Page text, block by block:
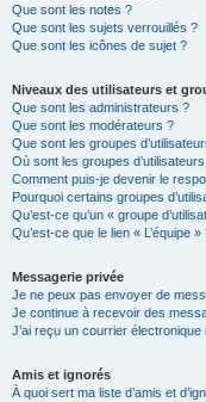
Que sont les notes ?
Que sont les sujets verrouillés ?
Que sont les icônes de sujet ?
Niveaux des utilisateurs et
Que sont les administrateurs ?
Que sont les modérateurs ?
Que sont les groupes
Où sont les groupes
Comment puis-je devenir le
Pourquoi certains groupes
Qu’est-ce qu’un « groupe
Qu’est-ce que le lien « L’équipe »
Messagerie privée
Je ne peux pas envoyer de
Je continue à recevoir des
J’ai reçu un courrier
Amis et ignorés
À quoi sert ma liste d’amis et